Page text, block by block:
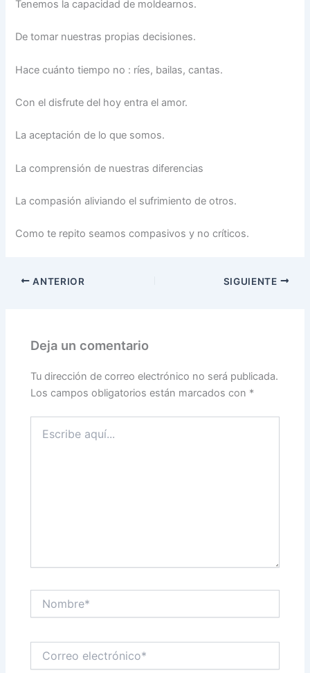
Tenemos la capacidad de moldearnos.
De tomar nuestras propias decisiones.
Hace cuánto tiempo no : ríes, bailas, cantas.
Con el disfrute del hoy entra el amor.
La aceptación de lo que somos.
La comprensión de nuestras diferencias
La compasión aliviando el sufrimiento de otros.
Como te repito seamos compasivos y no críticos.
ANTERIOR SIGUIENTE
Deja un comentario
Tu dirección de correo electrónico no será publicada.
Los campos obligatorios están marcados con *
aquí...
electrónico*